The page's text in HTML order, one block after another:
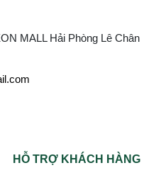
MALL Hải Phòng Lê Chân
HỖ TRỢ KHÁCH HÀNG